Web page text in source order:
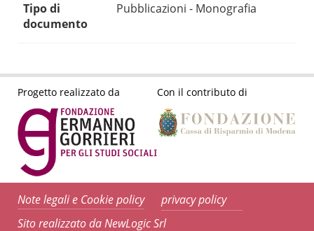
Tipo di
documento
Pubblicazioni - Monografia
Progetto realizzato da Con il contributo di
Note legali e Cookie policy
privacy policy
Sito realizzato da NewLogic Srl